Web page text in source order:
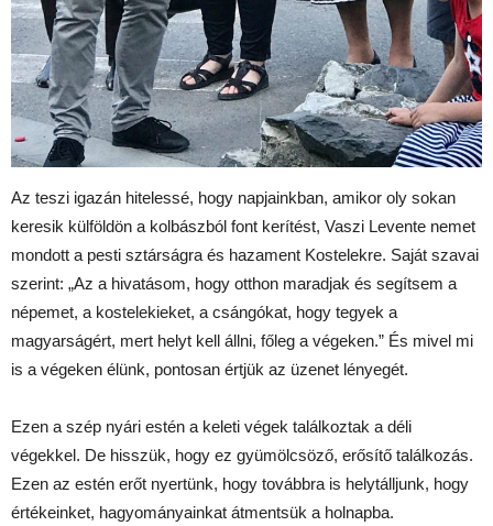
Az teszi igazán hitelessé, hogy napjainkban, amikor oly sokan
keresik külföldön a kolbászból font kerítést, Vaszi Levente nemet
mondott a pesti sztárságra és hazament Kostelekre. Saját szavai
szerint: „Az a hivatásom, hogy otthon maradjak és segítsem a
népemet, a kostelekieket, a csángókat, hogy tegyek a
magyarságért, mert helyt kell állni, főleg a végeken.” És mivel mi
is a végeken élünk, pontosan értjük az üzenet lényegét.
Ezen a szép nyári estén a keleti végek találkoztak a déli
végekkel. De hisszük, hogy ez gyümölcsöző, erősítő találkozás.
Ezen az estén erőt nyertünk, hogy továbbra is helytálljunk, hogy
értékeinket, hagyományainkat átmentsük a holnapba.